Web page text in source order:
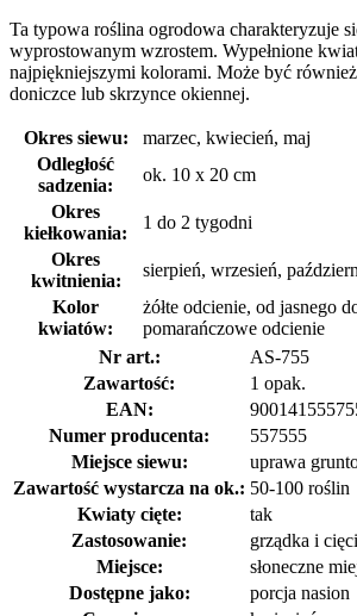
Ta typowa roślina ogrodowa charakteryzuje
wyprostowanym wzrostem. Wypełnione
najpiękniejszymi kolorami. Może być
doniczce lub skrzynce okiennej.
Okres siewu:
marzec, kwiecień, maj
Odległość
sadzenia:
ok. 10 x 20 cm
Okres
kiełkowania:
1 do 2 tygodni
Okres
kwitnienia:
sierpień, wrzesień,
Kolor
kwiatów:
żółte odcienie, od jasnego
pomarańczowe odcienie
Nr art.:
AS-755
Zawartość:
1 opak.
EAN:
Numer producenta:
557555
Miejsce siewu:
uprawa
Zawartość wystarcza na ok.: 50-100 roślin
Kwiaty cięte:
tak
Zastosowanie:
grządka i
Miejsce:
słoneczne
Dostępne jako:
porcja nasion